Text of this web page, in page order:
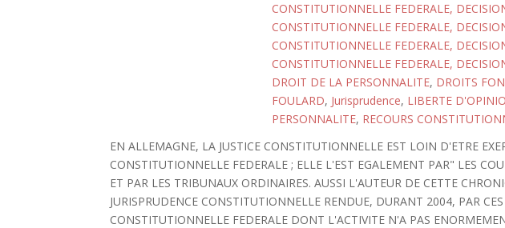
CONSTITUTIONNELLE FEDERALE,
CONSTITUTIONNELLE FEDERALE,
CONSTITUTIONNELLE FEDERALE,
CONSTITUTIONNELLE FEDERALE,
DROIT DE LA PERSONNALITE, DROITS
FOULARD, Jurisprudence, LIBERTE
PERSONNALITE, RECOURS
EN ALLEMAGNE, LA JUSTICE CONSTITUTIONNELLE EST LOIN D'ETRE
CONSTITUTIONNELLE FEDERALE ; ELLE L'EST EGALEMENT PAR" LES
ET PAR LES TRIBUNAUX ORDINAIRES. AUSSI L'AUTEUR DE CETTE
JURISPRUDENCE CONSTITUTIONNELLE RENDUE, DURANT 2004, PAR
CONSTITUTIONNELLE FEDERALE DONT L'ACTIVITE N'A PAS